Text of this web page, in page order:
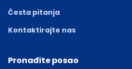
Česta pitanja
Kontaktirajte nas
Pronađite posao